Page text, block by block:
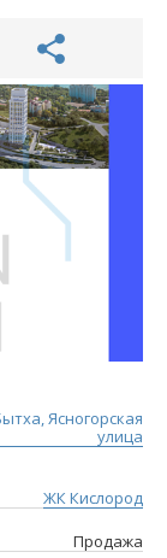
Ясногорская
улица
ЖК Кислород
Продажа